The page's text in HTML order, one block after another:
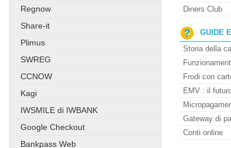
Regnow
Share-it
Plimus
SWREG
CCNOW
Kagi
IWSMILE di IWBANK
Google Checkout
Bankpass Web
Diners Club
GUIDE
Storia della
Frodi con
EMV : il
Gateway di
Conti online